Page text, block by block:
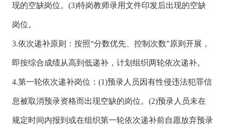
现的空缺岗位。(3)特岗教师录用文件印发后出现的空缺
岗位。
3.依次递补原则：按照“分数优先、控制次数”原则开展，
即按综合成绩从高到低递补，计划组织两轮依次递补。
4.第一轮依次递补岗位：(1)预录人员因有性侵违法犯罪信
息被取消预录资格而出现空缺的岗位。(2)预录人员未在
规定时间内报到或在组织第一轮依次递补前自愿放弃预录